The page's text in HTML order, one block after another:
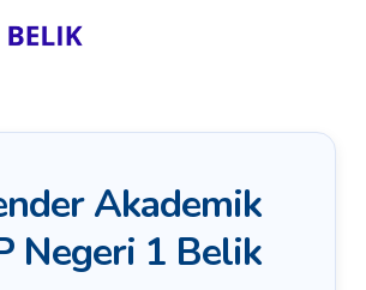
Akademik
Negeri 1 Belik